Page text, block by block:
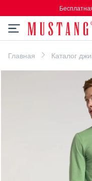
Главная Каталог